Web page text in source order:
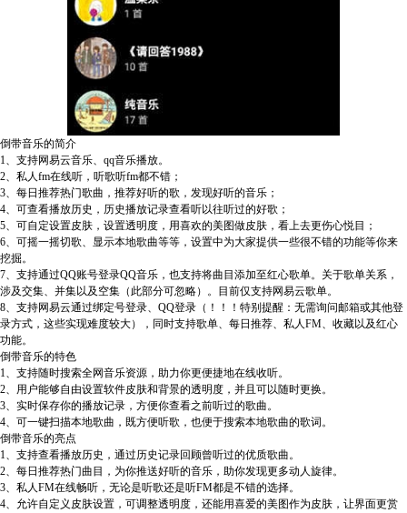
倒带音乐的简介
1、支持网易云音乐、qq音乐播放。
2、私人fm在线听，听歌听fm都不错；
3、每日推荐热门歌曲，推荐好听的歌，发现好听的音乐；
4、可查看播放历史，历史播放记录查看听以往听过的好歌；
5、可自定设置皮肤，设置透明度，用喜欢的美图做皮肤，看上去更伤心悦目；
6、可摇一摇切歌、显示本地歌曲等等，设置中为大家提供一些很不错的功能等你来
挖掘。
7、支持通过QQ账号登录QQ音乐，也支持将曲目添加至红心歌单。关于歌单关系，
涉及交集、并集以及空集（此部分可忽略）。目前仅支持网易云歌单。
8、支持网易云通过绑定号登录、QQ登录（！！！特别提醒：无需询问邮箱或其他登
录方式，这些实现难度较大），同时支持歌单、每日推荐、私人FM、收藏以及红心
功能。
倒带音乐的特色
1、支持随时搜索全网音乐资源，助力你更便捷地在线收听。
2、用户能够自由设置软件皮肤和背景的透明度，并且可以随时更换。
3、实时保存你的播放记录，方便你查看之前听过的歌曲。
4、可一键扫描本地歌曲，既方便听歌，也便于搜索本地歌曲的歌词。
倒带音乐的亮点
1、支持查看播放历史，通过历史记录回顾曾听过的优质歌曲。
2、每日推荐热门曲目，为你推送好听的音乐，助你发现更多动人旋律。
3、私人FM在线畅听，无论是听歌还是听FM都是不错的选择。
4、允许自定义皮肤设置，可调整透明度，还能用喜爱的美图作为皮肤，让界面更赏